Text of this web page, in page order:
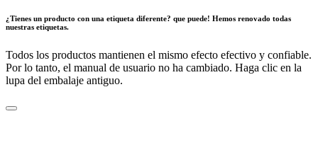
¿Tienes un producto con una etiqueta diferente? que puede! Hemos renovado todas
nuestras etiquetas.
Todos los productos mantienen el mismo efecto efectivo y confiable.
Por lo tanto, el manual de usuario no ha cambiado. Haga clic en la
lupa del embalaje antiguo.